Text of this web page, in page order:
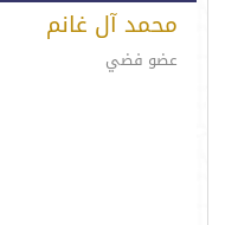
محمد آل غانم
عضو فضي